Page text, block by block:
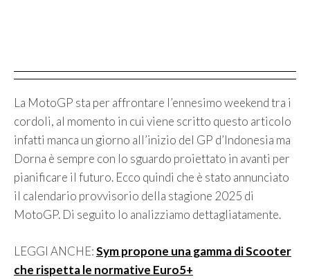
La MotoGP sta per affrontare l’ennesimo weekend tra i
cordoli, al momento in cui viene scritto questo articolo
infatti manca un giorno all’inizio del GP d’Indonesia ma
Dorna è sempre con lo sguardo proiettato in avanti per
pianificare il futuro. Ecco quindi che è stato annunciato
il calendario provvisorio della stagione 2025 di
MotoGP. Di seguito lo analizziamo dettagliatamente.
LEGGI ANCHE:Sym propone una gamma di Scooter
che rispetta le normative Euro5+